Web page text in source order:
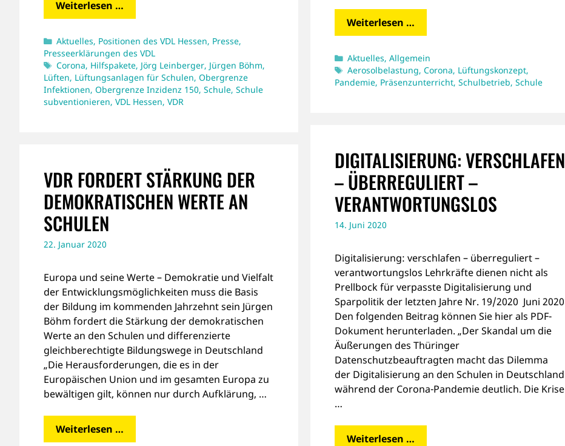
Weiterlesen …
Kategorien
Aktuelles, Positionen des VDL Hessen, Presse,
Presseerklärungen des VDL
Schlagwörter
Corona, Hilfspakete, Jörg Leinberger, Jürgen Böhm,
Lüften, Lüftungsanlagen für Schulen, Obergrenze
Infektionen, Obergrenze Inzidenz 150, Schule, Schule
subventionieren, VDL Hessen, VDR
Weiterlesen …
Kategorien
Aktuelles,Allgemein
Schlagwörter
Aerosolbelastung,Corona, Lüftungskonzept,
Pandemie, Präsenzunterricht, Schulbetrieb, Schule
DIGITALISIERUNG: VERSCHLAFEN
– ÜBERREGULIERT –
VERANTWORTUNGSLOS
14. Juni 2020
Digitalisierung: verschlafen – überreguliert –
verantwortungslos Lehrkräfte dienen nicht als
Prellbock für verpasste Digitalisierung und
Sparpolitik der letzten Jahre Nr. 19/2020 Juni 2020
Den folgenden Beitrag können Sie hier als PDF-
Dokument herunterladen. „Der Skandal um die
Äußerungen des Thüringer
Datenschutzbeauftragten macht das Dilemma
der Digitalisierung an den Schulen in Deutschland
während der Corona-Pandemie deutlich. Die Krise
…
Weiterlesen …
VDR FORDERT STÄRKUNG DER
DEMOKRATISCHEN WERTE AN
SCHULEN
22. Januar 2020
Europa und seine Werte – Demokratie und Vielfalt
der Entwicklungsmöglichkeiten muss die Basis
der Bildung im kommenden Jahrzehnt sein Jürgen
Böhm fordert die Stärkung der demokratischen
Werte an den Schulen und differenzierte
gleichberechtigte Bildungswege in Deutschland
„Die Herausforderungen, die es in der
Europäischen Union und im gesamten Europa zu
bewältigen gilt, können nur durch Aufklärung, …
Weiterlesen …